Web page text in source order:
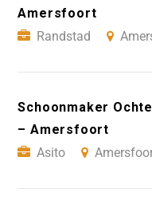
Amersfoort
Randstad
Schoonmaker
– Amersfoort
Asito